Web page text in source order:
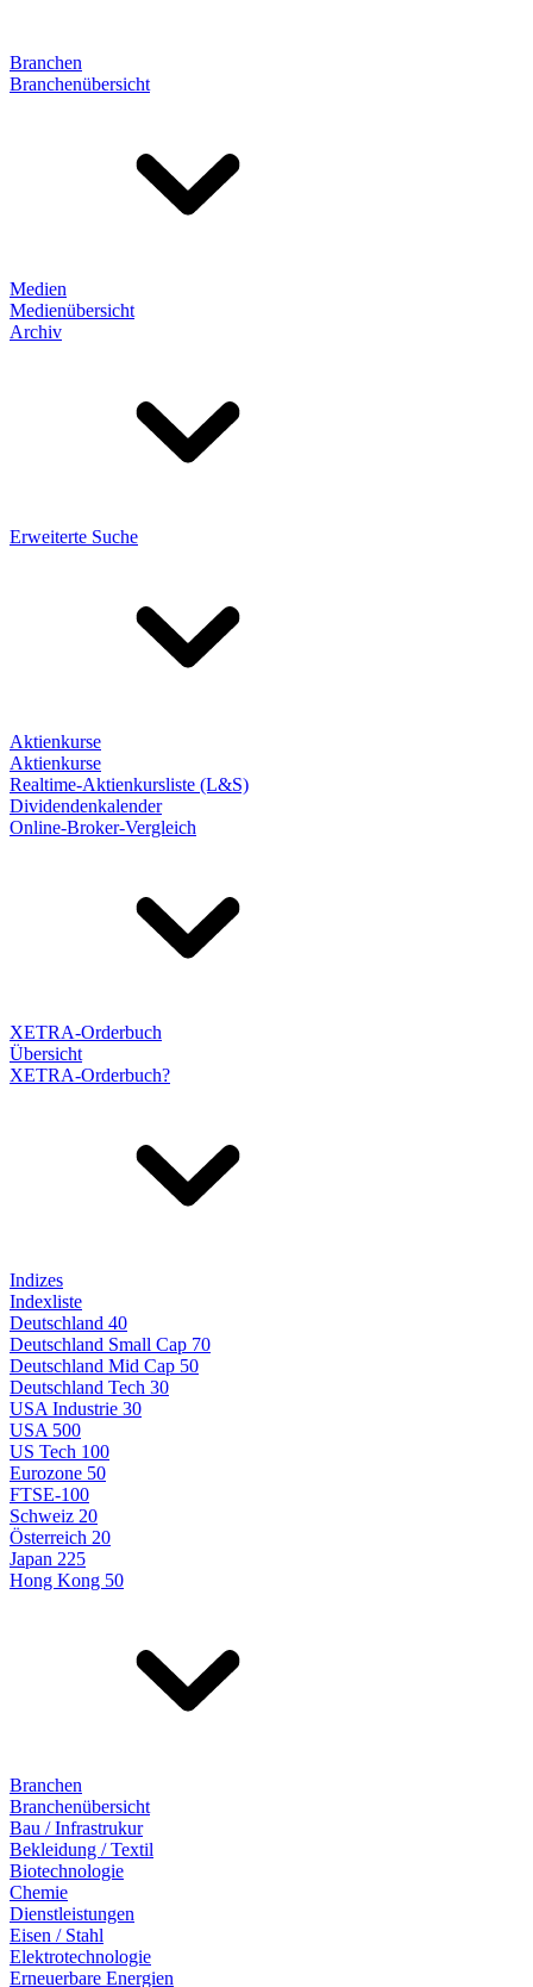
Branchen
Branchenübersicht
Medien
Medienübersicht
Archiv
Erweiterte Suche
Aktienkurse
Aktienkurse
Realtime-Aktienkursliste (L&S)
Dividendenkalender
Online-Broker-Vergleich
XETRA-Orderbuch
Übersicht
XETRA-Orderbuch?
Indizes
Indexliste
Deutschland 40
Deutschland Small Cap 70
Deutschland Mid Cap 50
Deutschland Tech 30
USA Industrie 30
USA 500
US Tech 100
Eurozone 50
FTSE-100
Schweiz 20
Österreich 20
Japan 225
Hong Kong 50
Branchen
Branchenübersicht
Bau / Infrastrukur
Bekleidung / Textil
Biotechnologie
Chemie
Dienstleistungen
Eisen / Stahl
Elektrotechnologie
Erneuerbare Energien